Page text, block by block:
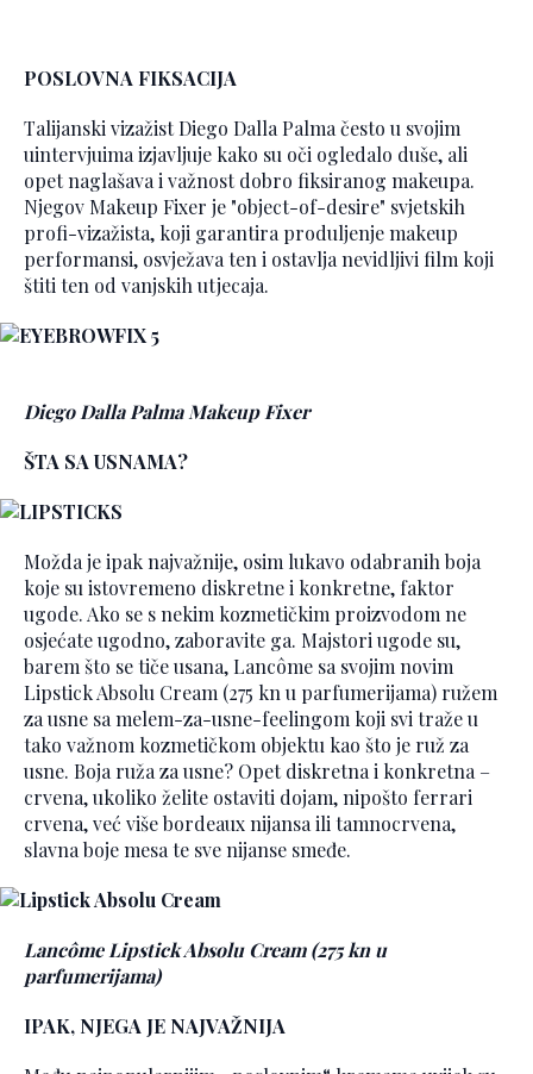
POSLOVNA FIKSACIJA
Talijanski vizažist Diego Dalla Palma često u svojim
uintervjuima izjavljuje kako su oči ogledalo duše, ali
opet naglašava i važnost dobro fiksiranog makeupa.
Njegov Makeup Fixer je "object-of-desire" svjetskih
profi-vizažista, koji garantira produljenje makeup
performansi, osvježava ten i ostavlja nevidljivi film koji
štiti ten od vanjskih utjecaja.
Diego Dalla Palma Makeup Fixer
ŠTA SA USNAMA?
Možda je ipak najvažnije, osim lukavo odabranih boja
koje su istovremeno diskretne i konkretne, faktor
ugode. Ako se s nekim kozmetičkim proizvodom ne
osjećate ugodno, zaboravite ga. Majstori ugode su,
barem što se tiče usana, Lancôme sa svojim novim
Lipstick Absolu Cream (275 kn u parfumerijama) ružem
za usne sa melem-za-usne-feelingom koji svi traže u
tako važnom kozmetičkom objektu kao što je ruž za
usne. Boja ruža za usne? Opet diskretna i konkretna –
crvena, ukoliko želite ostaviti dojam, nipošto ferrari
crvena, već više bordeaux nijansa ili tamnocrvena,
slavna boje mesa te sve nijanse smeđe.
Lancôme Lipstick Absolu Cream (275 kn u
parfumerijama)
IPAK, NJEGA JE NAJVAŽNIJA